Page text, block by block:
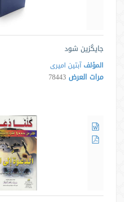
جایگزین شود
المؤلف آبتین امیری
مرات العرض 78443